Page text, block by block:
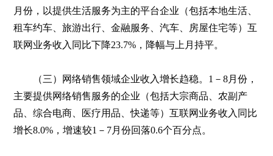
月份，以提供生活服务为主的平台企业（包括本地生活、
租车约车、旅游出行、金融服务、汽车、房屋住宅等）互
联网业务收入同比下降23.7%，降幅与上月持平。
（三）网络销售领域企业收入增长趋稳。1－8月份，
主要提供网络销售服务的企业（包括大宗商品、农副产
品、综合电商、医疗用品、快递等）互联网业务收入同比
增长8.0%，增速较1－7月份回落0.6个百分点。